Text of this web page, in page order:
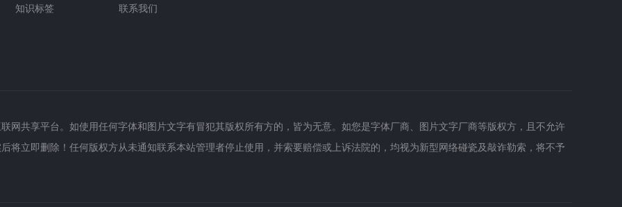
知识标签
联系我们
网共享平台。如使用任何字体和图片文字有冒犯其版权所有方的，皆为无意。如您是字体厂商、图片文字厂商等版权方，且不允许
将立即删除！任何版权方从未通知联系本站管理者停止使用，并索要赔偿或上诉法院的，均视为新型网络碰瓷及敲诈勒索，将不予